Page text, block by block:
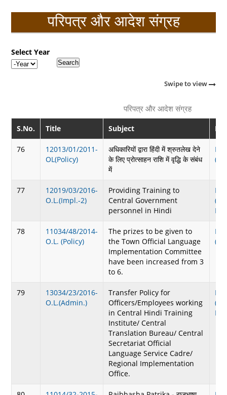
परिपत्र और आदेश संग्रह
Select Year
Year
Swipe to view
परिपत्र और आदेश संग्रह
S.No. Title Subject
76
12013/01/2011-
OL(Policy)
अधिकारियों द्वारा हिंदी में श्रुतलेख देने
के लिए प्रोत्साहन राशि में वृद्धि के संबंध
में
77
12019/03/2016-
O.L.(Impl.-2)
Providing Training to
Central Government
personnel in Hindi
78
11034/48/2014-
O.L. (Policy)
The prizes to be given to
the Town Official Language
Implementation Committee
have been increased from 3
to 6.
79
13034/23/2016-
O.L.(Admin.)
Transfer Policy for
Officers/Employees working
in Central Hindi Training
Institute/ Central
Translation Bureau/ Central
Secretariat Official
Language Service Cadre/
Regional Implementation
Office.